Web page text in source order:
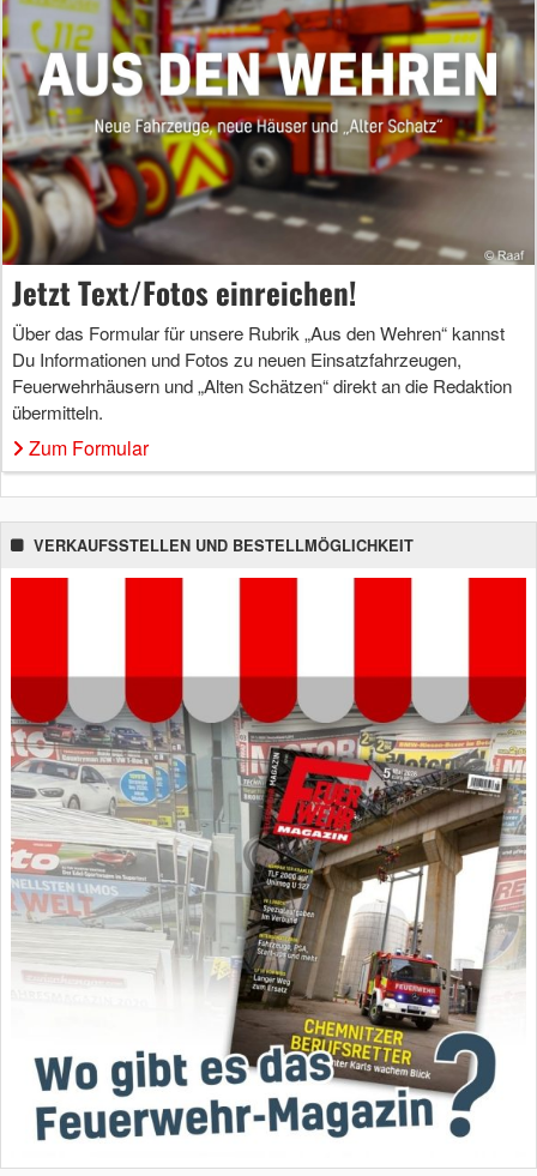
Jetzt Text/Fotos einreichen!
Über das Formular für unsere Rubrik „Aus den Wehren“ kannst
Du Informationen und Fotos zu neuen Einsatzfahrzeugen,
Feuerwehrhäusern und „Alten Schätzen“ direkt an die Redaktion
übermitteln.
Zum Formular
VERKAUFSSTELLEN UND BESTELLMÖGLICHKEIT